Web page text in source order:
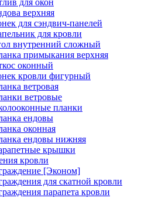
для окон
верхняя
для сэндвич-панелей
для кровли
внутренний сложный
примыкания верхняя
оконный
кровли фигурный
ветровая
ветровые
планки
ендовы
оконная
ендовы нижняя
крышки
кровли
[Эконом]
для скатной кровли
парапета кровли